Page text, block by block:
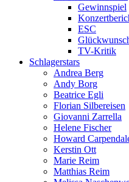
Gewinnspiel
ESC
TV-Kritik
Schlagerstars
Andrea Berg
Andy Borg
Beatrice Egli
Florian Silbereisen
Giovanni Zarrella
Helene Fischer
Howard
Kerstin Ott
Marie Reim
Matthias Reim